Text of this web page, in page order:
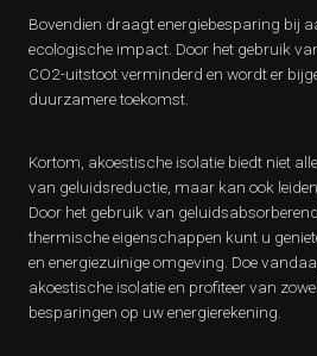
Bovendien draagt energiebesparing bij
ecologische impact. Door het gebruik
CO2-uitstoot verminderd en wordt er
duurzamere toekomst.
Kortom, akoestische isolatie biedt niet
van geluidsreductie, maar kan ook
Door het gebruik van
thermische eigenschappen kunt u
en energiezuinige omgeving. Doe
akoestische isolatie en profiteer van
besparingen op uw energierekening.